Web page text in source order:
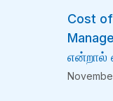
Cost
என்றால்